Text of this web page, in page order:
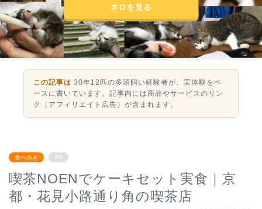
ネロを見る
この記事は 30年12匹の多頭飼い経験者が、実体験をベ
ースに書いています。記事内には商品やサービスのリン
ク（アフィリエイト広告）が含まれます。
食べ歩き PR
喫茶NOENでケーキセット実食｜京
都・花見小路通り角の喫茶店